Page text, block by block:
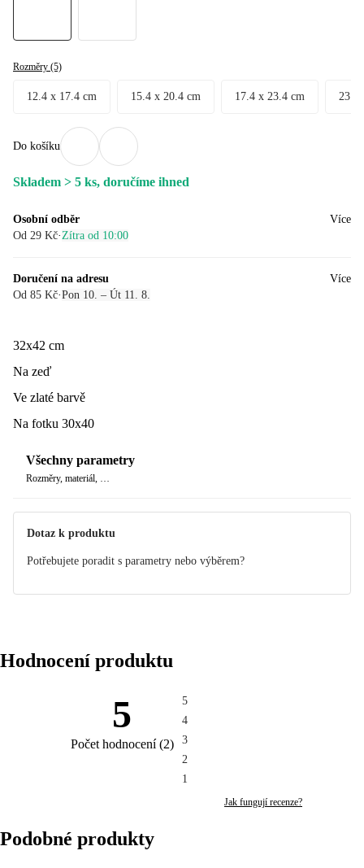
Rozměry (5)
12.4 x 17.4 cm 15.4 x 20.4 cm 17.4 x 23.4 cm
Do košíku
Skladem > 5 ks, doručíme ihned
Osobní odběr
Od 29 Kč· Zítra od 10:00
Více
Doručení na adresu
Od 85 Kč·Pon 10. – Út 11. 8.
Více
32x42 cm
Na zeď
Ve zlaté barvě
Na fotku 30x40
Všechny parametry
Rozměry, materiál, …
Dotaz k produktu
Potřebujete poradit s parametry nebo výběrem?
Hodnocení produktu
5
Počet hodnocení(2)
5
4
3
2
1
Jak fungují recenze?
Podobné produkty